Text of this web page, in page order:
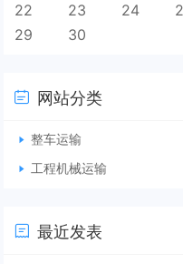
22
23 24
29
30
网站分类
整车运输
工程机械运输
最近发表